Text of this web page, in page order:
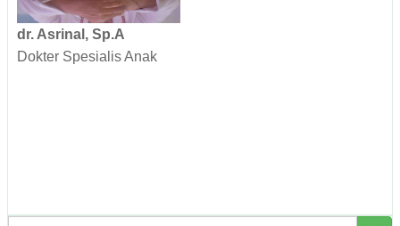
dr. Asrinal, Sp.A
Dokter Spesialis Anak